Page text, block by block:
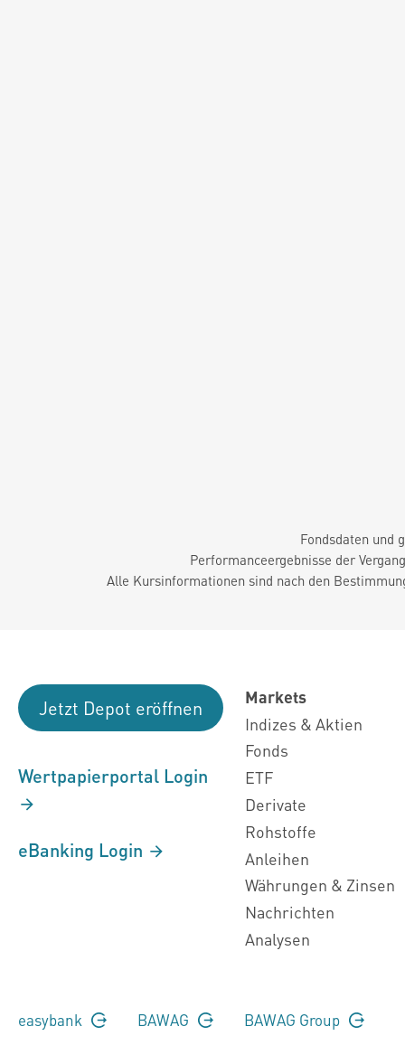
Fondsdaten und
Performanceergebnisse der
Alle Kursinformationen sind nach den
Jetzt Depot eröffnen
Wertpapierportal Login
eBanking Login
Markets
Indizes & Aktien
Fonds
ETF
Derivate
Rohstoffe
Anleihen
Währungen & Zinsen
Nachrichten
Analysen
easybank BAWAG BAWAG Group